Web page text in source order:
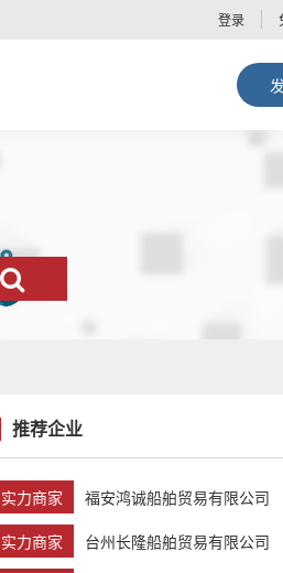
登录
推荐企业
实力商家
福安鸿诚船舶贸易有限公司
实力商家
台州长隆船舶贸易有限公司